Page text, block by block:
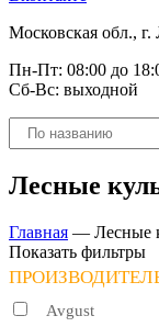
Московская обл.,
Пн-Пт: 08:00 до
Сб-Вс: выходной
Поиск
товаров
Лесные
Главная — Лесные
Показать фильтры
Avgust